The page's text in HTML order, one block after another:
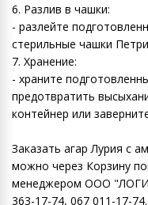
6. Разлив в чашки:
- разлейте
стерильные чашки
7. Хранение:
- храните
предотвратить
контейнер или
Заказать агар Лурия с
можно через Корзину
менеджером ООО
363-17-74, 067 011-17-74.